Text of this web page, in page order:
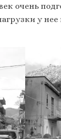
очень
у нее